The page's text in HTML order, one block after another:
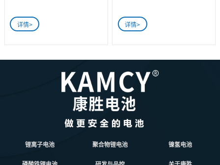
锂离子电池 聚合物锂电池 镍氢电池